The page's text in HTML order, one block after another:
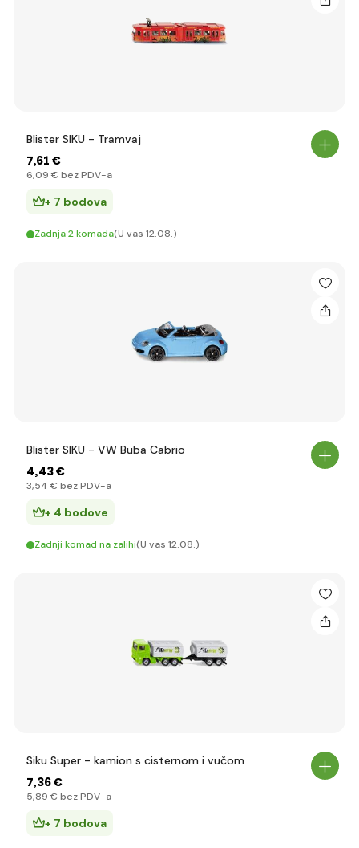
Blister SIKU - Tramvaj
7,61 €
6,09 € bez PDV-a
+ 7 bodova
Zadnja 2 komada(U vas 12.08.)
Blister SIKU - VW Buba Cabrio
4,43 €
3,54 € bez PDV-a
+ 4 bodove
Zadnji komad na zalihi(U vas 12.08.)
Siku Super - kamion s cisternom i vučom
7,36 €
5,89 € bez PDV-a
+ 7 bodova